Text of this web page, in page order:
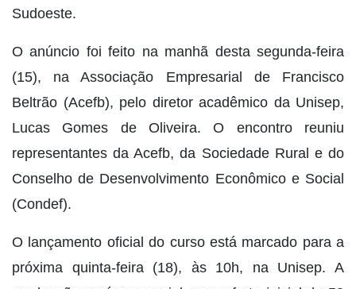
Sudoeste.
O anúncio foi feito na manhã desta segunda-feira
(15), na Associação Empresarial de Francisco
Beltrão (Acefb), pelo diretor acadêmico da Unisep,
Lucas Gomes de Oliveira. O encontro reuniu
representantes da Acefb, da Sociedade Rural e do
Conselho de Desenvolvimento Econômico e Social
(Condef).
O lançamento oficial do curso está marcado para a
próxima quinta-feira (18), às 10h, na Unisep. A